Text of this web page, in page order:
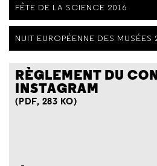
FÊTE DE LA SCIENCE 2016
NUIT EUROPÉENNE DES MUSÉES
RÈGLEMENT DU
INSTAGRAM
(PDF, 283 KO)